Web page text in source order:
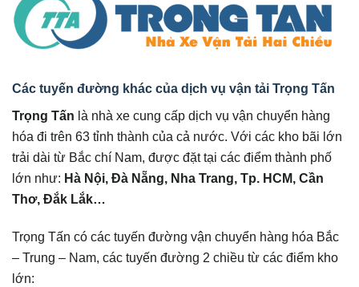
Các tuyến đường khác của dịch vụ vận tải Trọng Tấn
Trọng Tấn là nhà xe cung cấp dịch vụ vận chuyển hàng
hóa đi trên 63 tỉnh thành của cả nước. Với các kho bãi lớn
trải dài từ Bắc chí Nam, được đặt tại các điểm thành phố
lớn như: Hà Nội, Đà Nẵng, Nha Trang, Tp. HCM, Cần
Thơ, Đắk Lắk…
Trọng Tấn có các tuyến đường vận chuyển hàng hóa Bắc
– Trung – Nam, các tuyến đường 2 chiều từ các điểm kho
lớn: